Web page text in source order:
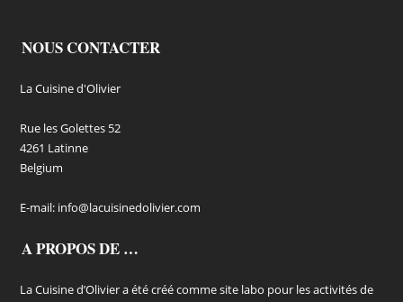
NOUS CONTACTER
La Cuisine d'Olivier
Rue les Golettes 52
4261 Latinne
Belgium
E-mail: info@lacuisinedolivier.com
A PROPOS DE …
La Cuisine d’Olivier a été créé comme site labo pour les activités de